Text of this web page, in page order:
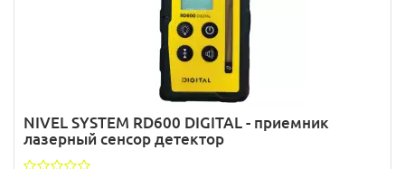
NIVEL SYSTEM RD600 DIGITAL - приемник
лазерный сенсор детектор